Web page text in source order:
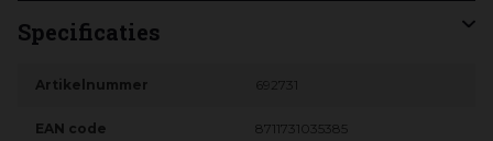
Specificaties
Artikelnummer 692731
EAN code 8711731035385